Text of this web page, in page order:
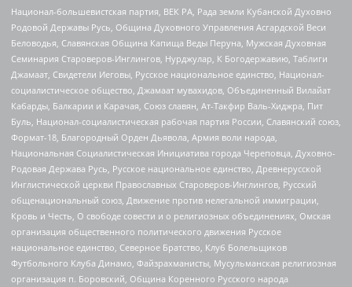
Национал-большевистская партия, ВЕК РА, Рада земли Кубанской Духовно
Родовой Державы Русь, Община Духовного Управления Асгардской Веси
Беловодья, Славянская Община Капища Веды Перуна, Мужская Духовная
Семинария Староверов-Инглингов, Нурджулар, К Богодержавию, Таблиги
Джамаат, Свидетели Иеговы, Русское национальное единство, Национал-
социалистическое общество, Джамаат мувахидов, Объединенный Вилайат
Кабарды, Балкарии и Карачая, Союз славян, Ат-Такфир Валь-Хиджра, Пит
Буль, Национал-социалистическая рабочая партия России, Славянский союз,
Формат-18, Благородный Орден Дьявола, Армия воли народа,
Национальная Социалистическая Инициатива города Череповца, Духовно-
Родовая Держава Русь, Русское национальное единство, Древнерусской
Инглистической церкви Православных Староверов-Инглингов, Русский
общенациональный союз, Движение против нелегальной иммиграции,
Кровь и Честь, О свободе совести и о религиозных объединениях, Омская
организация общественного политического движения Русское
национальное единство, Северное Братство, Клуб Болельщиков
Футбольного Клуба Динамо, Файзрахманисты, Мусульманская религиозная
организация п. Боровский, Община Коренного Русского народа